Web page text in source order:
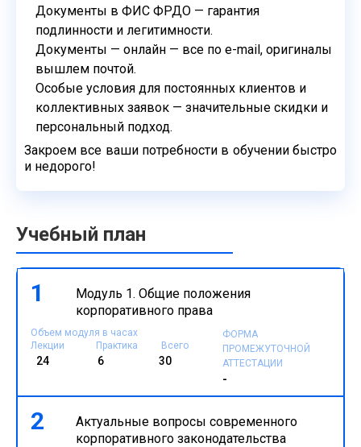
Документы в ФИС ФРДО — гарантия
подлинности и легитимности.
Документы — онлайн — все по e-mail, оригиналы
вышлем почтой.
Особые условия для постоянных клиентов и
коллективных заявок — значительные скидки и
персональный подход.
Закроем все ваши потребности в обучении быстро
и недорого!
Учебный план
1
Модуль 1. Общие положения
корпоративного права
Объем модуля в часах
Лекции
Практика Всего
24 6 30
ФОРМА
ПРОМЕЖУТОЧНОЙ
АТТЕСТАЦИИ
-
2
Актуальные вопросы современного
корпоративного законодательства